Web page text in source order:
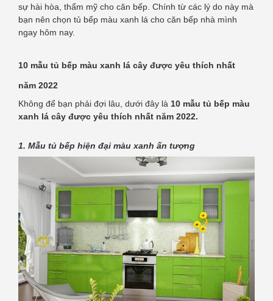
sự hài hòa, thẩm mỹ cho căn bếp. Chính từ các lý do này mà
bạn nên chọn tủ bếp màu xanh lá cho căn bếp nhà mình
ngay hôm nay.
10 mẫu tủ bếp màu xanh lá cây được yêu thích nhất
năm 2022
Không để bạn phải đợi lâu, dưới đây là 10 mẫu tủ bếp màu
xanh lá cây được yêu thích nhất năm 2022.
1. Mẫu tủ bếp hiện đại màu xanh ấn tượng